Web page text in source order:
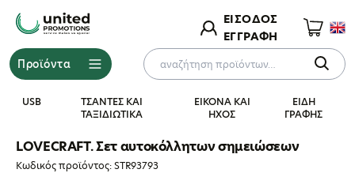
ΕΙΣΟΔΟΣ
ΕΓΓΡΑΦΗ
Προϊόντα
USB
ΤΣΑΝΤΕΣ ΚΑΙ
ΤΑΞΙΔΙΩΤΙΚΑ
ΕΙΚΟΝΑ ΚΑΙ
ΗΧΟΣ
ΕΙΔΗ
ΓΡΑΦΗΣ
LOVECRAFT. Σετ αυτοκόλλητων σημειώσεων
Κωδικός προϊόντος: STR93793
×
Ρωτήστε μας για